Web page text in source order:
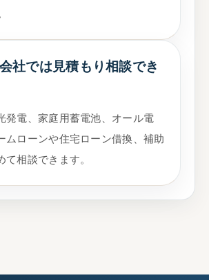
社では見積もり相談でき
発電、家庭用蓄電池、オール電
ムローンや住宅ローン借換、補助
て相談できます。